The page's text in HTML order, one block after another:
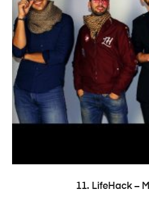
11. LifeHack –